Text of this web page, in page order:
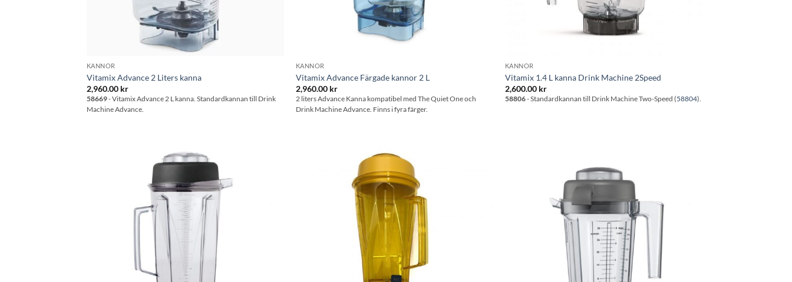
KANNOR
Vitamix Advance 2 Liters kanna
2,960.00 kr
58669- Vitamix Advance 2 L kanna. Standardkannan till Drink
Machine Advance.
KANNOR
Vitamix Advance Färgade kannor 2 L
2,960.00 kr
2 liters Advance Kanna kompatibel med The Quiet One och
Drink Machine Advance. Finns i fyra färger.
KANNOR
Vitamix 1.4 L kanna Drink Machine 2Speed
2,600.00 kr
58806- Standardkannan till Drink Machine Two-Speed (58804).